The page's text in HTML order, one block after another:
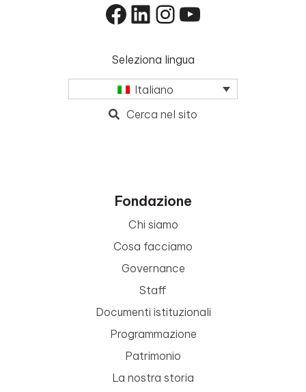
Facebook
LinkedIn
Instagram
YouTube
Seleziona lingua
Italiano
Cerca nel sito
Fondazione
Chi siamo
Cosa facciamo
Governance
Staff
Documenti istituzionali
Programmazione
Patrimonio
La nostra storia